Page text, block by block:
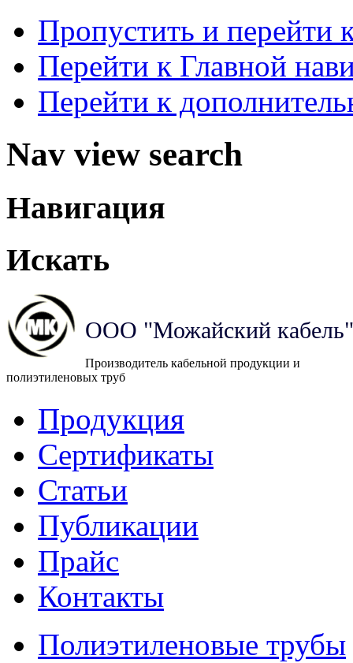
Пропустить и перейти
Перейти к Главной
Перейти к
Nav view search
Навигация
Искать
ООО "Можайский кабель"
Производитель кабельной продукции и
полиэтиленовых труб
Продукция
Сертификаты
Статьи
Публикации
Прайс
Контакты
Полиэтиленовые трубы